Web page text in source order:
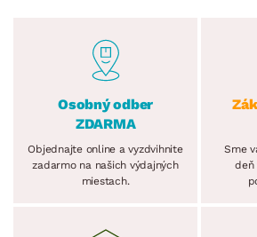
Osobný odber
ZDARMA
Objednajte online a vyzdvihnite
zadarmo na našich výdajných
miestach.
Sme
deň